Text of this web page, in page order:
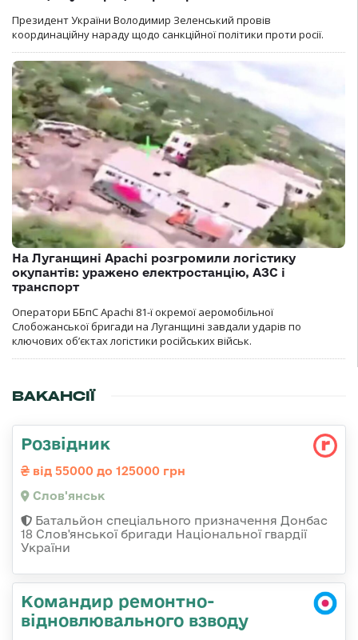
Президент України Володимир Зеленський провів
координаційну нараду щодо санкційної політики проти росії.
На Луганщині Apachi розгромили логістику
окупантів: уражено електростанцію, АЗС і
транспорт
Оператори ББпС Apachi 81-ї окремої аеромобільної
Слобожанської бригади на Луганщині завдали ударів по
ключових об’єктах логістики російських військ.
ВАКАНСІЇ
Розвідник
від 55000 до 125000 грн
Слов'янськ
Батальйон спеціального призначення Донбас
18 Слов'янської бригади Національної гвардії
України
Командир ремонтно-
відновлювального взводу